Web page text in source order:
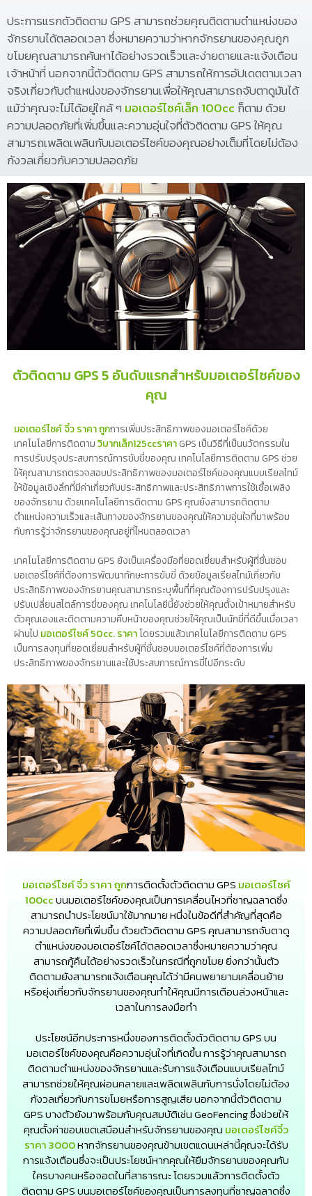
ประการแรกตัวติดตาม GPS สามารถช่วยคุณติดตามตำแหน่งของ
จักรยานได้ตลอดเวลา ซึ่งหมายความว่าหากจักรยานของคุณถูก
ขโมยคุณสามารถค้นหาได้อย่างรวดเร็วและง่ายดายและแจ้งเตือน
เจ้าหน้าที่ นอกจากนี้ตัวติดตาม GPS สามารถให้การอัปเดตตามเวลา
จริงเกี่ยวกับตำแหน่งของจักรยานเพื่อให้คุณสามารถจับตาดูมันได้
แม้ว่าคุณจะไม่ได้อยู่ใกล้ ๆ มอเตอร์ไซค์เล็ก 100cc ก็ตาม ด้วย
ความปลอดภัยที่เพิ่มขึ้นและความอุ่นใจที่ตัวติดตาม GPS ให้คุณ
สามารถเพลิดเพลินกับมอเตอร์ไซค์ของคุณอย่างเต็มที่โดยไม่ต้อง
กังวลเกี่ยวกับความปลอดภัย
ตัวติดตาม GPS 5 อันดับแรกสำหรับมอเตอร์ไซค์ของ
คุณ
มอเตอร์ไซค์ จิ๋ว ราคา ถูกการเพิ่มประสิทธิภาพของมอเตอร์ไซค์ด้วย
เทคโนโลยีการติดตามวิบากเล็ก125ccราคาGPS เป็นวิธีที่เป็นนวัตกรรมใน
การปรับปรุงประสบการณ์การขับขี่ของคุณ เทคโนโลยีการติดตาม GPS ช่วย
ให้คุณสามารถตรวจสอบประสิทธิภาพของมอเตอร์ไซค์ของคุณแบบเรียลไทม์
ให้ข้อมูลเชิงลึกที่มีค่าเกี่ยวกับประสิทธิภาพและประสิทธิภาพการใช้เชื้อเพลิง
ของจักรยาน ด้วยเทคโนโลยีการติดตาม GPS คุณยังสามารถติดตาม
ตำแหน่งความเร็วและเส้นทางของจักรยานของคุณให้ความอุ่นใจที่มาพร้อม
กับการรู้ว่าจักรยานของคุณอยู่ที่ไหนตลอดเวลา
เทคโนโลยีการติดตาม GPS ยังเป็นเครื่องมือที่ยอดเยี่ยมสำหรับผู้ที่ชื่นชอบ
มอเตอร์ไซค์ที่ต้องการพัฒนาทักษะการขับขี่ ด้วยข้อมูลเรียลไทม์เกี่ยวกับ
ประสิทธิภาพของจักรยานคุณสามารถระบุพื้นที่ที่คุณต้องการปรับปรุงและ
ปรับเปลี่ยนสไตล์การขี่ของคุณ เทคโนโลยีนี้ยังช่วยให้คุณตั้งเป้าหมายสำหรับ
ตัวคุณเองและติดตามความคืบหน้าของคุณช่วยให้คุณเป็นนักขี่ที่ดีขึ้นเมื่อเวลา
ผ่านไป มอเตอร์ไซค์ 50cc. ราคาโดยรวมแล้วเทคโนโลยีการติดตาม GPS
เป็นการลงทุนที่ยอดเยี่ยมสำหรับผู้ที่ชื่นชอบมอเตอร์ไซค์ที่ต้องการเพิ่ม
ประสิทธิภาพของจักรยานและใช้ประสบการณ์การขี่ไปอีกระดับ
มอเตอร์ไซค์ จิ๋ว ราคา ถูกการติดตั้งตัวติดตาม GPS มอเตอร์ไซค์
100ccบนมอเตอร์ไซค์ของคุณเป็นการเคลื่อนไหวที่ชาญฉลาดซึ่ง
สามารถนำประโยชน์มาใช้มากมาย หนึ่งในข้อดีที่สำคัญที่สุดคือ
ความปลอดภัยที่เพิ่มขึ้น ด้วยตัวติดตาม GPS คุณสามารถจับตาดู
ตำแหน่งของมอเตอร์ไซค์ได้ตลอดเวลาซึ่งหมายความว่าคุณ
สามารถกู้คืนได้อย่างรวดเร็วในกรณีที่ถูกขโมย ยิ่งกว่านั้นตัว
ติดตามยังสามารถแจ้งเตือนคุณได้ว่ามีคนพยายามเคลื่อนย้าย
หรือยุ่งเกี่ยวกับจักรยานของคุณทำให้คุณมีการเตือนล่วงหน้าและ
เวลาในการลงมือทำ
ประโยชน์อีกประการหนึ่งของการติดตั้งตัวติดตาม GPS บน
มอเตอร์ไซค์ของคุณคือความอุ่นใจที่เกิดขึ้น การรู้ว่าคุณสามารถ
ติดตามตำแหน่งของจักรยานและรับการแจ้งเตือนแบบเรียลไทม์
สามารถช่วยให้คุณผ่อนคลายและเพลิดเพลินกับการนั่งโดยไม่ต้อง
กังวลเกี่ยวกับการขโมยหรือการสูญเสีย นอกจากนี้ตัวติดตาม
GPS บางตัวยังมาพร้อมกับคุณสมบัติเช่น GeoFencing ซึ่งช่วยให้
คุณตั้งค่าขอบเขตเสมือนสำหรับจักรยานของคุณ มอเตอร์ไซค์จิ๋ว
ราคา 3000หากจักรยานของคุณข้ามเขตแดนเหล่านี้คุณจะได้รับ
การแจ้งเตือนซึ่งจะเป็นประโยชน์หากคุณให้ยืมจักรยานของคุณกับ
ใครบางคนหรือจอดในที่สาธารณะ โดยรวมแล้วการติดตั้งตัว
ติดตาม GPS บนมอเตอร์ไซค์ของคุณเป็นการลงทุนที่ชาญฉลาดซึ่ง